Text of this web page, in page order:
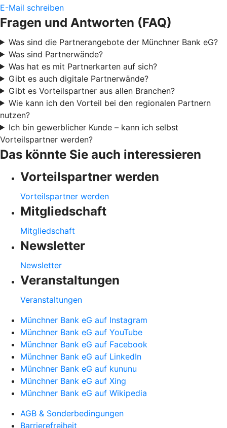
E-Mail schreiben
Fragen und Antworten (FAQ)
Was sind die Partnerangebote der Münchner Bank eG?
Was sind Partnerwände?
Was hat es mit Partnerkarten auf sich?
Gibt es auch digitale Partnerwände?
Gibt es Vorteilspartner aus allen Branchen?
Wie kann ich den Vorteil bei den regionalen Partnern
nutzen?
Ich bin gewerblicher Kunde – kann ich selbst
Vorteilspartner werden?
Das könnte Sie auch interessieren
Vorteilspartner werden
Vorteilspartner werden
Mitgliedschaft
Mitgliedschaft
Newsletter
Newsletter
Veranstaltungen
Veranstaltungen
Münchner Bank eG auf Instagram
Münchner Bank eG auf YouTube
Münchner Bank eG auf Facebook
Münchner Bank eG auf LinkedIn
Münchner Bank eG auf kununu
Münchner Bank eG auf Xing
Münchner Bank eG auf Wikipedia
AGB & Sonderbedingungen
Barrierefreiheit